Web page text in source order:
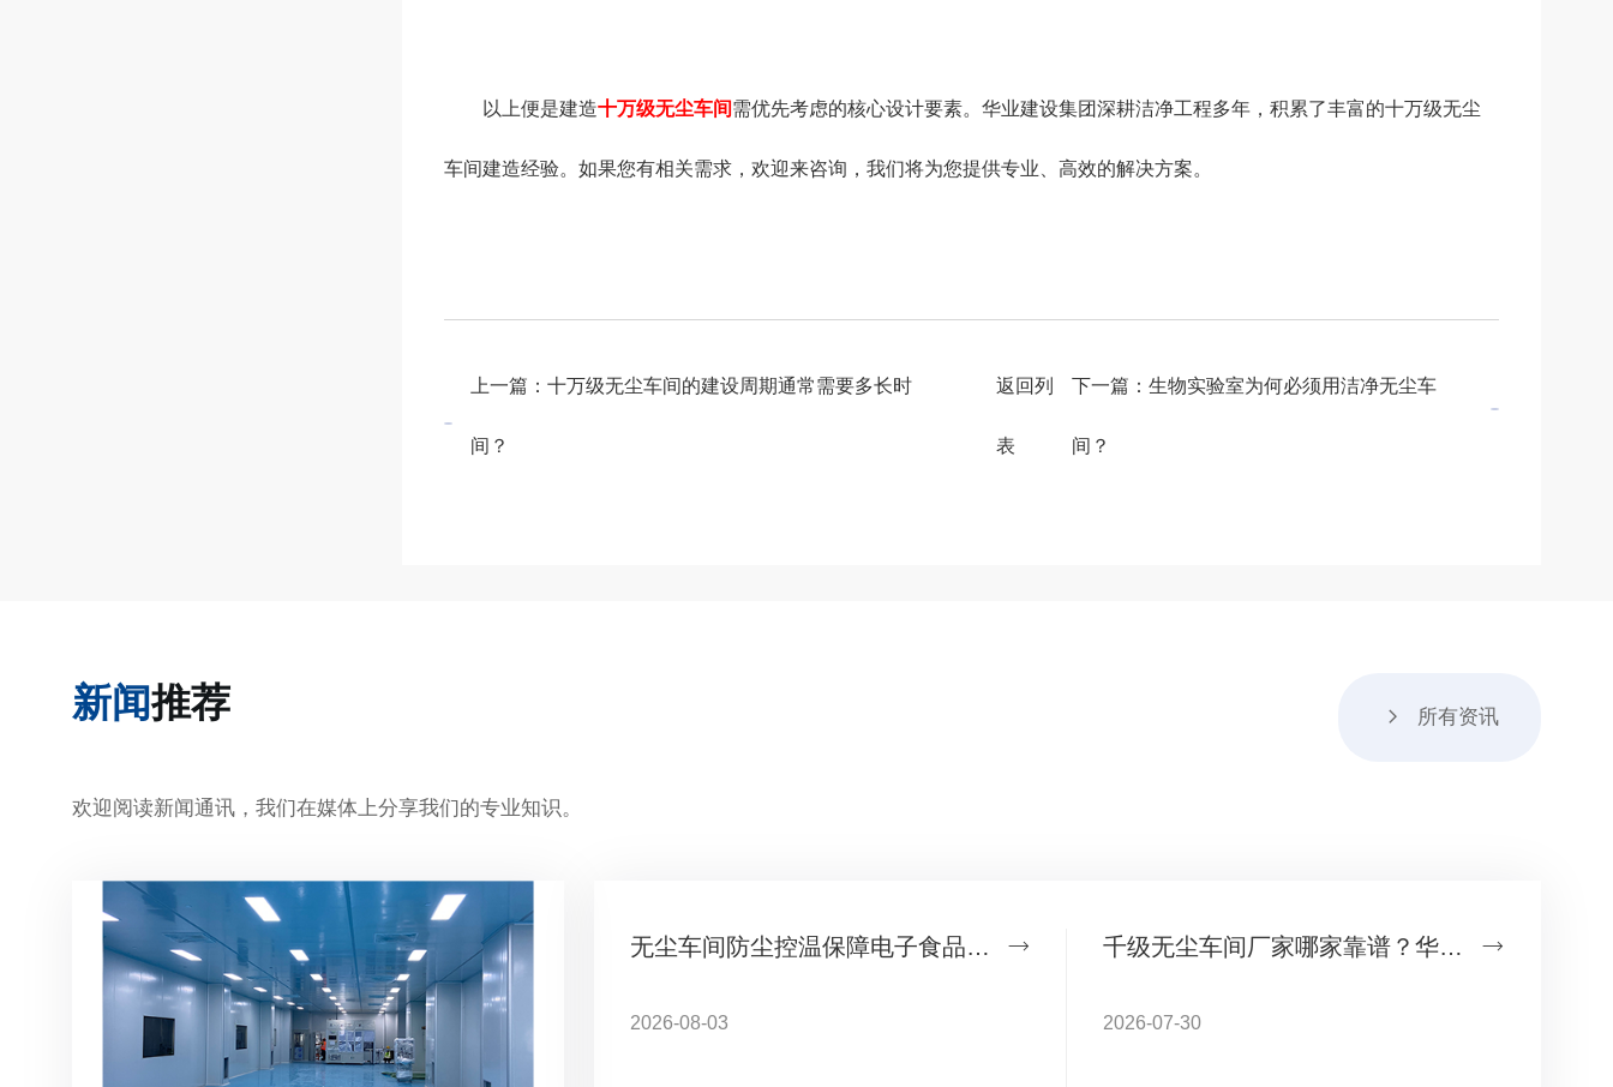
以上便是建造十万级无尘车间需优先考虑的核心设计要素。华业建设集团深耕洁净工程多年，积累了丰富的十万级无尘
车间建造经验。如果您有相关需求，欢迎来咨询，我们将为您提供专业、高效的解决方案。
上一篇：十万级无尘车间的建设周期通常需要多长时
间？
返回列
表
下一篇：生物实验室为何必须用洁净无尘车
间？
新闻推荐 所有资讯
欢迎阅读新闻通讯，我们在媒体上分享我们的专业知识。
无尘车间防尘控温保障电子食品生产良品率
2026-08-03
千级无尘车间厂家哪家靠谱？华业建设承接专业洁净工程
2026-07-30
芯片无尘车间厂家哪家专业？华业建设承接半导体洁净工程 2026-07-23